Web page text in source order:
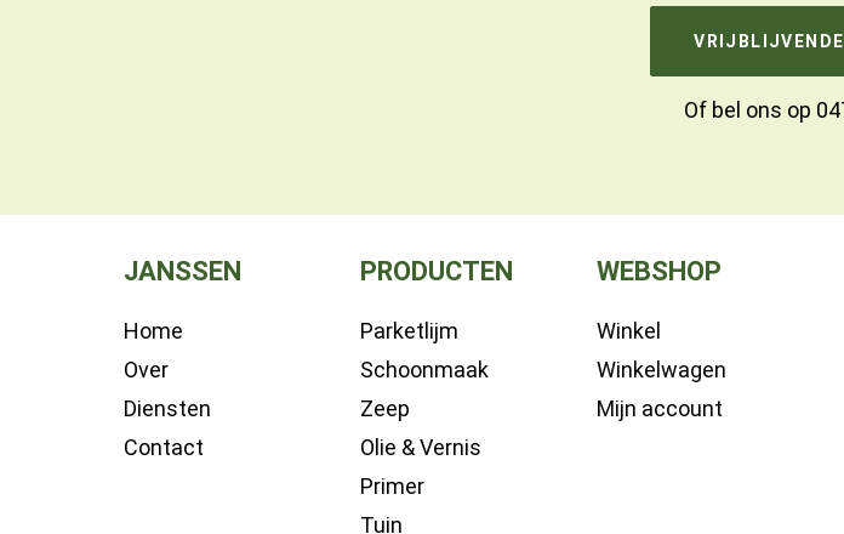
Of bel ons op
JANSSEN
Home
Over
Diensten
Contact
PRODUCTEN
Parketlijm
Schoonmaak
Zeep
Olie & Vernis
Primer
Tuin
WEBSHOP
Winkel
Winkelwagen
Mijn account